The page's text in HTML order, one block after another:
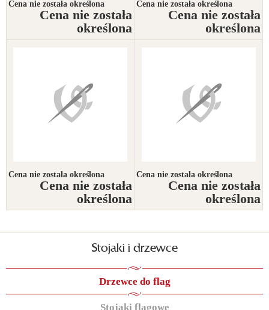
Cena nie została określona
Cena nie została
określona
Cena nie została określona
Cena nie została
określona
Cena nie została określona
Cena nie została
określona
Cena nie została określona
Cena nie została
określona
Stojaki i drzewce
Drzewce do flag
Stojaki flagowe